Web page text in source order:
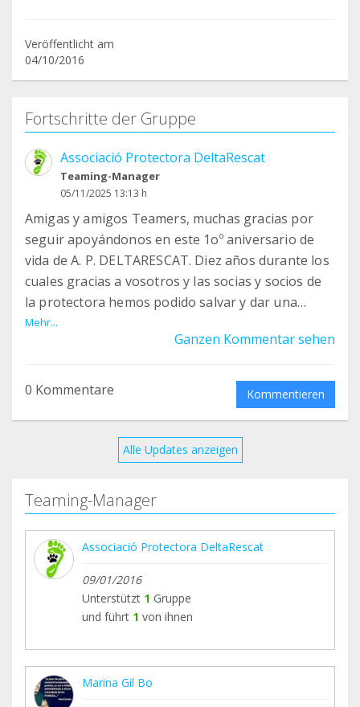
Veröffentlicht am
04/10/2016
Fortschritte der Gruppe
Associació Protectora DeltaRescat
Teaming-Manager
05/11/2025 13:13 h
Amigas y amigos Teamers, muchas gracias por
seguir apoyándonos en este 1oº aniversario de
vida de A. P. DELTARESCAT. Diez años durante los
cuales gracias a vosotros y las socias y socios de
la protectora hemos podido salvar y dar una
nueva vida a más de 1200 peludos. Vamos a
continuar con nuestra labor y esperamos seguir
Teamers. GRACIAS!!!!!
Mehr...
Ganzen Kommentar sehen
0 Kommentare Kommentieren
Alle Updates anzeigen
Teaming-Manager
Associació Protectora DeltaRescat
09/01/2016
Unterstützt 1 Gruppe
und führt 1 von ihnen
Marina Gil Bo